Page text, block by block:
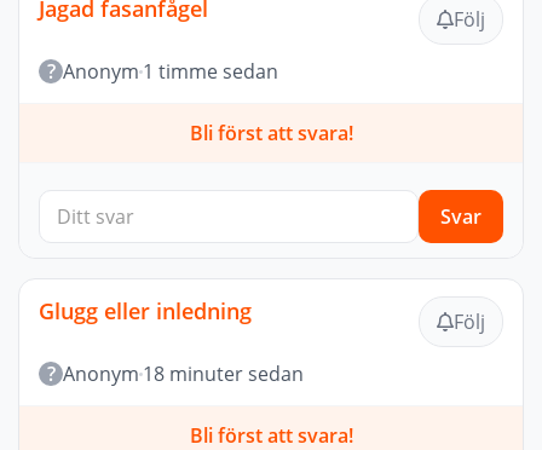
Jagad fasanfågel
Följ
? Anonym 1 timme sedan
Bli först att svara!
Svar
Glugg eller inledning
Följ
? Anonym 18 minuter sedan
Bli först att svara!